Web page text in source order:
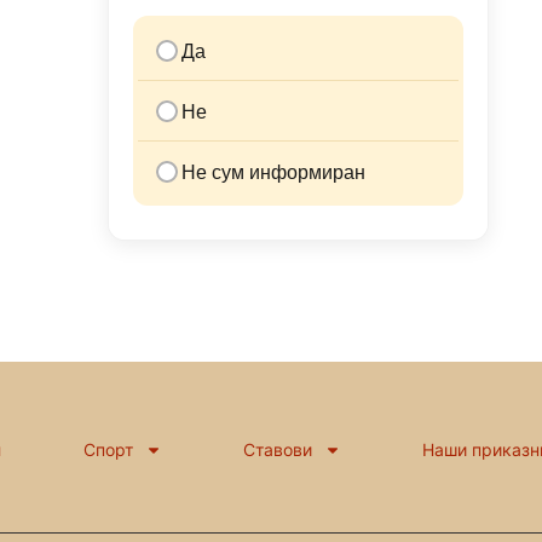
Да
Не
Не сум информиран
Спорт Ставови Наши